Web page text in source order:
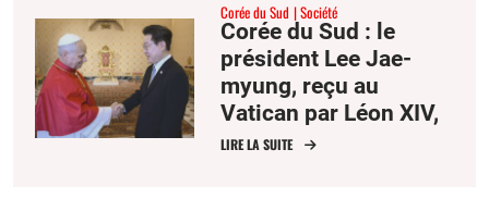
Corée du Sud Société
Corée du Sud : le
président Lee Jae-
myung, reçu au
Vatican par Léon XIV,
attire l’attention sur la
LIRE LA SUITE